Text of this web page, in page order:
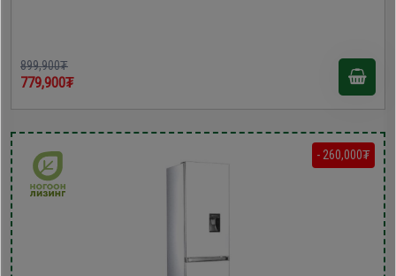
899,900₮
779,900₮
- 260,000₮